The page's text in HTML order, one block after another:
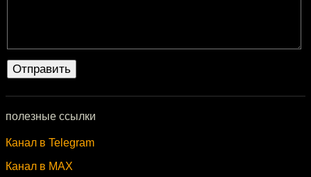
полезные ссылки
Канал в Telegram
Канал в MAX